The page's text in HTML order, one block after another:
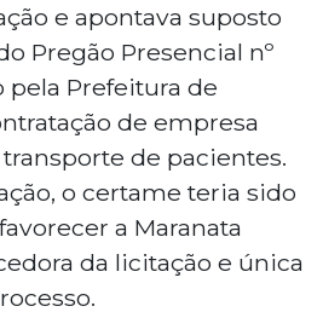
e apontava suposto
Pregão Presencial nº
pela Prefeitura de
de empresa
de pacientes.
o certame teria sido
a Maranata
da licitação e única